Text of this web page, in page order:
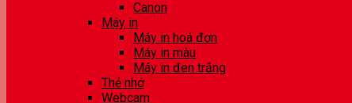
Canon
Máy in
Máy in hoá đơn
Máy in màu
Máy in đen trắng
Thẻ nhớ
Webcam